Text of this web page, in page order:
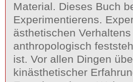
Material. Dieses Buch
Experimentierens.
ästhetischen
anthropologisch
ist. Vor allen Dingen
kinästhetischer